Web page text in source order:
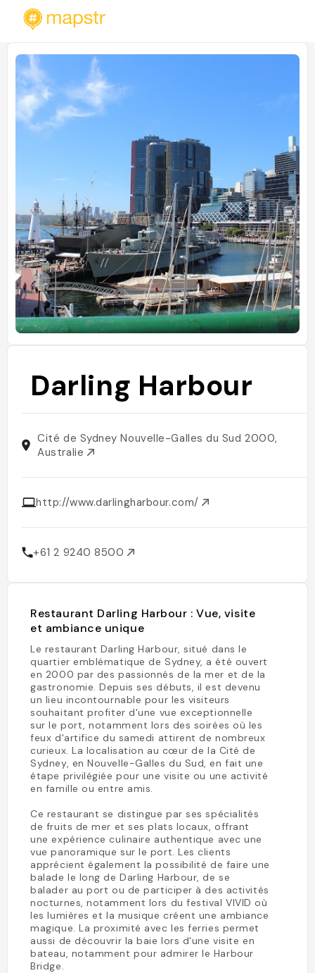
Darling Harbour
Cité de Sydney Nouvelle-Galles du Sud 2000,
Australie
http://www.darlingharbour.com/
+61 2 9240 8500
Restaurant Darling Harbour : Vue, visite
et ambiance unique
Le restaurant Darling Harbour, situé dans le
quartier emblématique de Sydney, a été ouvert
en 2000 par des passionnés de la mer et de la
gastronomie. Depuis ses débuts, il est devenu
un lieu incontournable pour les visiteurs
souhaitant profiter d'une vue exceptionnelle
sur le port, notamment lors des soirées où les
feux d'artifice du samedi attirent de nombreux
curieux. La localisation au cœur de la Cité de
Sydney, en Nouvelle-Galles du Sud, en fait une
étape privilégiée pour une visite ou une activité
en famille ou entre amis.
Ce restaurant se distingue par ses spécialités
de fruits de mer et ses plats locaux, offrant
une expérience culinaire authentique avec une
vue panoramique sur le port. Les clients
apprécient également la possibilité de faire une
balade le long de Darling Harbour, de se
balader au port ou de participer à des activités
nocturnes, notamment lors du festival VIVID où
les lumières et la musique créent une ambiance
magique. La proximité avec les ferries permet
aussi de découvrir la baie lors d'une visite en
bateau, notamment pour admirer le Harbour
Bridge.